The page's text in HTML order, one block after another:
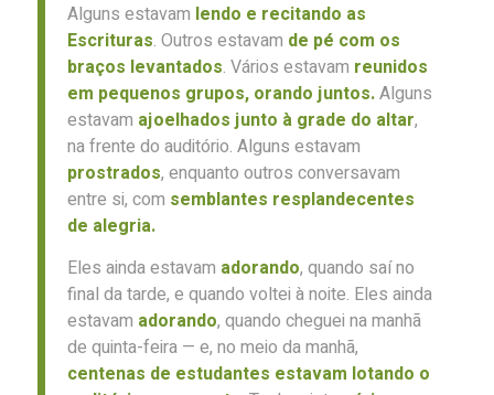
Alguns estavam lendo e recitando as
Escrituras. Outros estavam de pé com os
braços levantados. Vários estavam reunidos
em pequenos grupos, orando juntos.Alguns
estavam ajoelhados junto à grade do altar,
na frente do auditório. Alguns estavam
prostrados, enquanto outros conversavam
entre si, com semblantes resplandecentes
de alegria.
Eles ainda estavam adorando, quando saí no
final da tarde, e quando voltei à noite. Eles ainda
estavam adorando, quando cheguei na manhã
de quinta-feira — e, no meio da manhã,
centenas de estudantes estavam lotando o